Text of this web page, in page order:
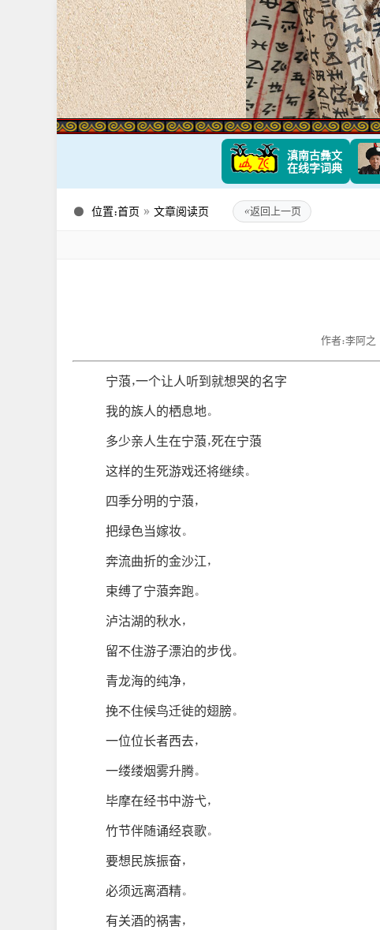
滇南古彝文
在线字词典
位置：首页 » 文章阅读页 «返回上一页
作者：李阿之
宁蒗，一个让人听到就想哭的名字
我的族人的栖息地。
多少亲人生在宁蒗，死在宁蒗
这样的生死游戏还将继续。
四季分明的宁蒗，
把绿色当嫁妆。
奔流曲折的金沙江，
束缚了宁蒗奔跑。
泸沽湖的秋水，
留不住游子漂泊的步伐。
青龙海的纯净，
挽不住候鸟迁徙的翅膀。
一位位长者西去，
一缕缕烟雾升腾。
毕摩在经书中游弋，
竹节伴随诵经哀歌。
要想民族振奋，
必须远离酒精。
有关酒的祸害，